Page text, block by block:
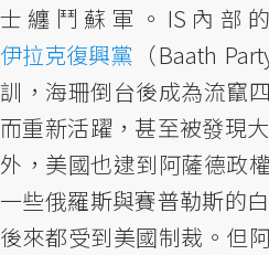
士纏鬥蘇軍。IS內部
伊拉克復興黨 （Baath
訓，海珊倒台後成為流竄
而重新活躍，甚至被發現
外，美國也逮到阿薩德政
一些俄羅斯與賽普勒斯的
後來都受到美國制裁。但